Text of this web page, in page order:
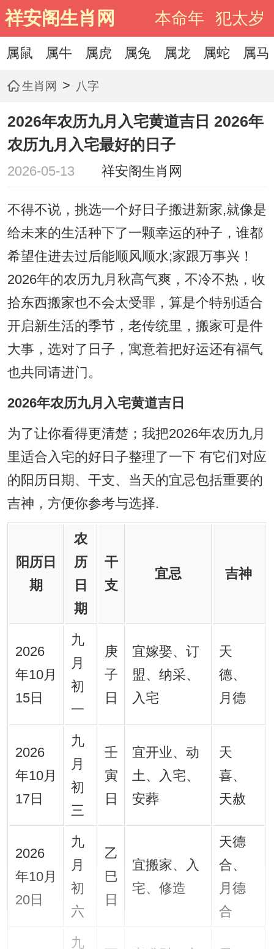
祥安阁生肖网 本命年 犯太岁
属鼠 属牛 属虎 属兔 属龙 属蛇 属马
生肖网 > 八字
2026年农历九月入宅黄道吉日 2026年
农历九月入宅最好的日子
2026-05-13 祥安阁生肖网
不得不说，挑选一个好日子搬进新家,就像是
给未来的生活种下了一颗幸运的种子，谁都
希望住进去过后能顺风顺水;家跟万事兴！
2026年的农历九月秋高气爽，不冷不热，收
拾东西搬家也不会太受罪，算是个特别适合
开启新生活的季节，老传统里，搬家可是件
大事，选对了日子，寓意着把好运还有福气
也共同请进门。
2026年农历九月入宅黄道吉日
为了让你看得更清楚；我把2026年农历九月
里适合入宅的好日子整理了一下 有它们对应
的阳历日期、干支、当天的宜忌包括重要的
吉神，方便你参考与选择.
阳历日
期
农
历
日
期
干
支
宜忌 吉神
2026
年10月
15日
九
月
初
一
庚
子
日
宜嫁娶、订
盟、纳采、
入宅
天
德、
月德
2026
年10月
17日
九
月
初
三
壬
寅
日
宜开业、动
土、入宅、
安葬
天
喜、
天赦
2026
年10月
20日
九
月
初
六
乙
巳
日
宜搬家、入
宅、修造
天德
合、
月德
合
九